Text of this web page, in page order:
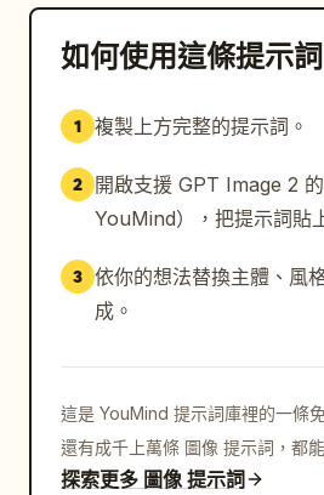
如何使用這條提示詞
1 複製上方完整的提示詞。
2
開啟支援 GPT Image 2
YouMind），把提示詞貼
3 依你的想法替換主體、風
成。
這是 YouMind 提示詞庫裡的一條
還有成千上萬條 圖像 提示詞，都
探索更多 圖像 提示詞